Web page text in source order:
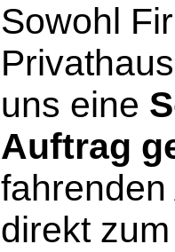
Sowohl
uns eine
Auftrag
direkt